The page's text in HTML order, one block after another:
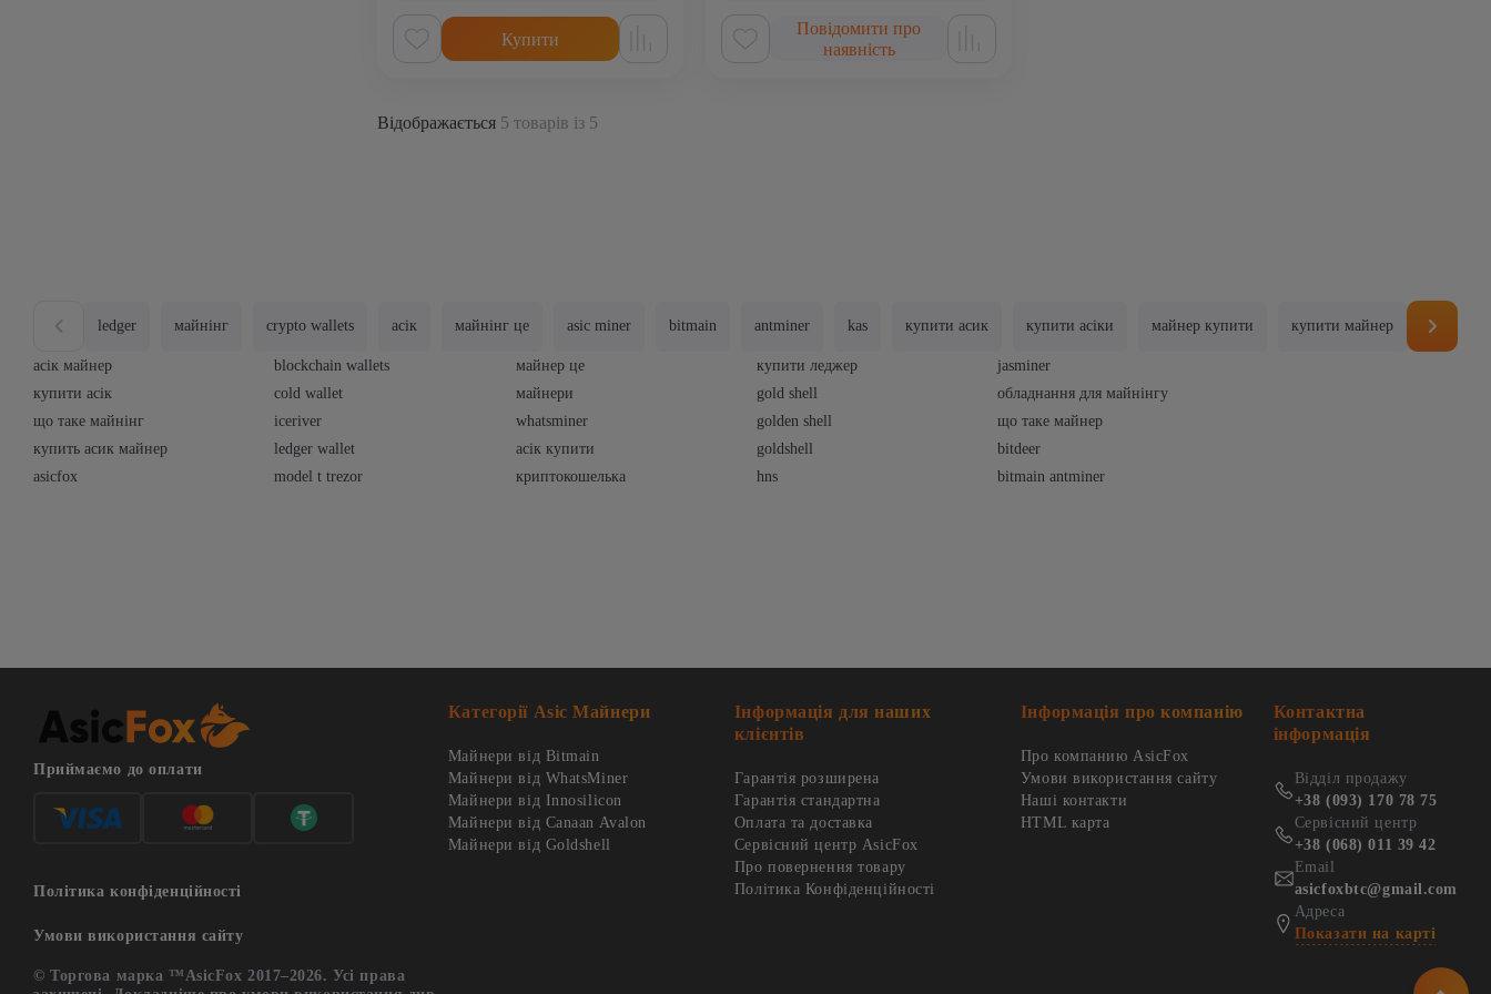
Купити
Повідомити про
наявність
Відображається 5 товарів із 5
ledger майнінг crypto wallets асік майнінг це asic miner bitmain antminer kas купити асик купити асіки майнер купити купити майнер пул це
асік майнер
купити асік
що таке майнінг
купить асик майнер
asicfox
blockchain wallets
cold wallet
iceriver
ledger wallet
model t trezor
майнер це
майнери
whatsminer
асік купити
криптокошелька
купити леджер
gold shell
golden shell
goldshell
hns
jasminer
обладнання для майнінгу
що таке майнер
bitdeer
bitmain antminer
Приймаємо до оплати
Політика конфіденційності
Умови використання сайту
© Торгова марка ™AsicFox 2017–2026. Усі права
Категорії Asic Майнери
Майнери від Bitmain
Майнери від WhatsMiner
Майнери від Innosilicon
Майнери від Canaan Avalon
Майнери від Goldshell
Інформація для наших
клієнтів
Гарантія розширена
Гарантія стандартна
Оплата та доставка
Сервісний центр AsicFox
Про повернення товару
Політика Конфіденційності
Інформація про компанію
Про компанию AsicFox
Умови використання сайту
Наші контакти
HTML карта
Контактна
інформація
Відділ продажу
+38 (093) 170 78 75
Сервісний центр
+38 (068) 011 39 42
Email
asicfoxbtc@gmail.com
Адреса
Показати на карті